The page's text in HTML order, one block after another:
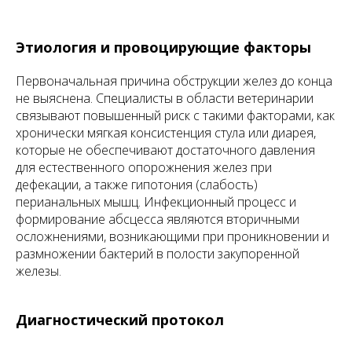
Этиология и провоцирующие факторы
Первоначальная причина обструкции желез до конца
не выяснена. Специалисты в области ветеринарии
связывают повышенный риск с такими факторами, как
хронически мягкая консистенция стула или диарея,
которые не обеспечивают достаточного давления
для естественного опорожнения желез при
дефекации, а также гипотония (слабость)
перианальных мышц. Инфекционный процесс и
формирование абсцесса являются вторичными
осложнениями, возникающими при проникновении и
размножении бактерий в полости закупоренной
железы.
Диагностический протокол